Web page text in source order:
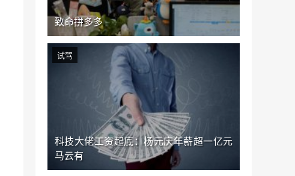
致命拼多多
科技大佬工资起底：杨元庆年薪超一亿元
马云有
试驾